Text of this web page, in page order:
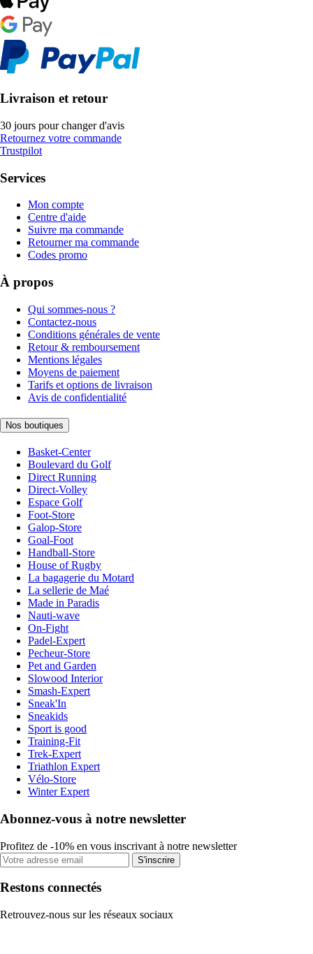
Livraison et retour
30 jours pour changer d'avis
Retournez votre commande
Trustpilot
Services
Mon compte
Centre d'aide
Suivre ma commande
Retourner ma commande
Codes promo
À propos
Qui sommes-nous ?
Contactez-nous
Conditions générales de vente
Retour & remboursement
Mentions légales
Moyens de paiement
Tarifs et options de livraison
Avis de confidentialité
Nos boutiques
Basket-Center
Boulevard du Golf
Direct Running
Direct-Volley
Espace Golf
Foot-Store
Galop-Store
Goal-Foot
Handball-Store
House of Rugby
La bagagerie du Motard
La sellerie de Maé
Made in Paradis
Nauti-wave
On-Fight
Padel-Expert
Pecheur-Store
Pet and Garden
Slowood Interior
Smash-Expert
Sneak'In
Sneakids
Sport is good
Training-Fit
Trek-Expert
Triathlon Expert
Vélo-Store
Winter Expert
Abonnez-vous à notre newsletter
Profitez de -10% en vous inscrivant à notre newsletter
S'inscrire
Restons connectés
Retrouvez-nous sur les réseaux sociaux